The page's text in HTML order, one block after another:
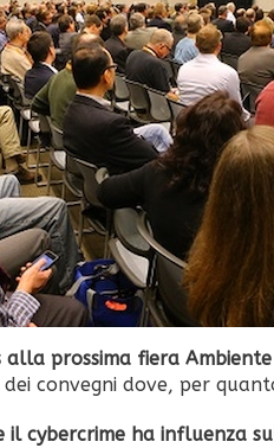
alla prossima fiera
convegni dove, per
il cybercrime ha influenza